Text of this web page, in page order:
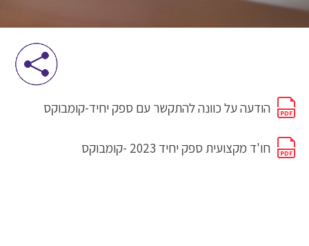
הודעה על כוונה להתקשר עם ספק יחיד-קומבוקס
חו'ד מקצועית ספק יחיד 2023 -קומבוקס